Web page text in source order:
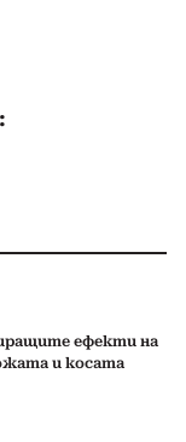
ефекти на
и косата